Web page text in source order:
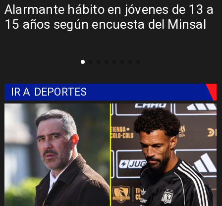
Alarmante hábito en jóvenes de 13 a
15 años según encuesta del Minsal
IR A DEPORTES